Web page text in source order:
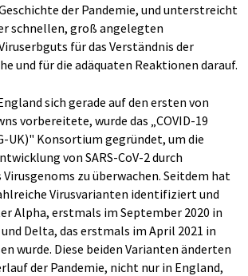
der Pandemie, und unterstreicht
schnellen, groß angelegten
für das Verständnis der
und für die adäquaten Reaktionen darauf.
sich gerade auf den ersten von
vorbereitete, wurde das „COVID-19
UK)" Konsortium gegründet, um die
von SARS-CoV-2 durch
Virusgenoms zu überwachen. Seitdem hat
Virusvarianten identifiziert und
Alpha, erstmals im September 2020 in
Delta, das erstmals im April 2021 in
wurde. Diese beiden Varianten änderten
der Pandemie, nicht nur in England,